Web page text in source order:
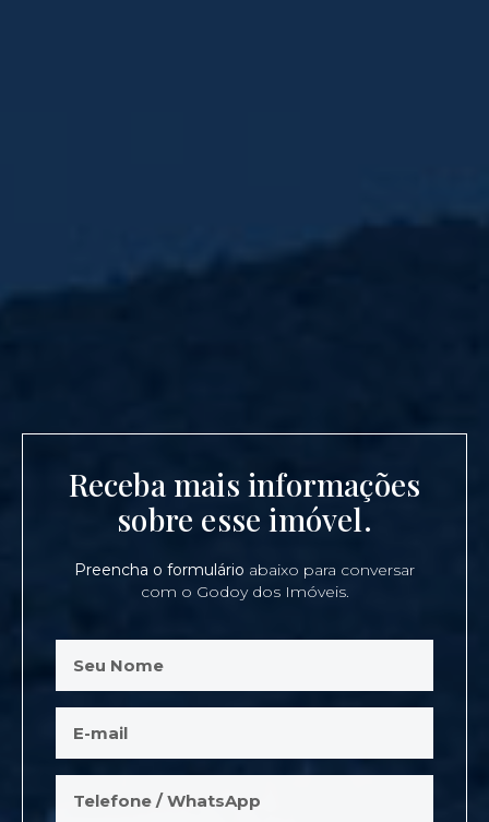
Receba mais informações
sobre esse imóvel.
Preencha o formulário abaixo para conversar
com o Godoy dos Imóveis.